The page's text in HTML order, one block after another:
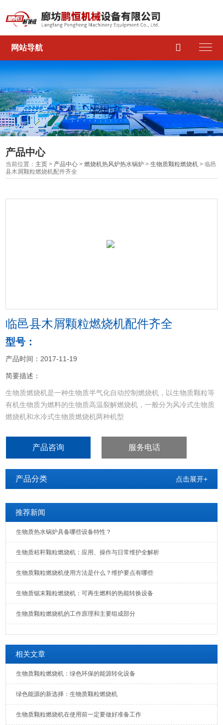
网站导航 
产品中心
当前位置： 主页 > 产品中心 >燃烧机热风炉热水锅炉 >生物质颗粒燃烧机 > 临邑
县木屑颗粒燃烧机配件齐全
临邑县木屑颗粒燃烧机配件齐全
型号：
产品时间：2017-11-19
简要描述：
生物质燃烧机是一种生物质半气化自动控制燃烧机，以生物质颗粒等
有机生物质为燃料的生物质高温裂解燃烧机，一般分为风冷式生物质
燃烧机和水冷式生物质燃烧机两种机型
产品咨询 服务电话
产品分类 点击展开+
推荐新闻
生物质热水锅炉具备哪些设备特性？
生物质秸秆颗粒燃烧机：应用、操作与日常维护全解析
生物质颗粒燃烧机使用方法是什么？维护要点有哪些
生物质锯末颗粒燃烧机：可再生燃料的热能转换设备
生物质颗粒燃烧机的工作原理和主要组成部分
相关文章
生物质颗粒燃烧机：绿色环保的能源转化设备
绿色能源的新选择：生物质颗粒燃烧机
生物质颗粒燃烧机在使用前一定要做好准备工作